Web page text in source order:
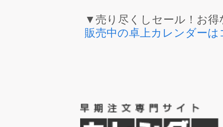
▼売り尽くしセール！お
販売中の卓上カレンダー